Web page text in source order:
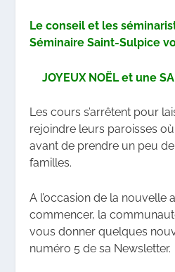
Le conseil et les
SéminaireSaint-Sulpice
JOYEUX NOËLet une
Les cours s’arrêtent pour
rejoindre leurs paroisses
avant de prendre un peu
familles.
A l’occasion de la nouvelle
commencer, la
vous donner quelques
numéro 5 de sa Newsletter.